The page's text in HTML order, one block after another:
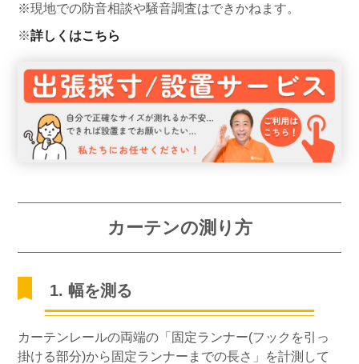
※現地での防音相談や騒音調査はできかねます。
※詳しくはこちら
カーテンの測り方
1. 幅を測る
カーテンレールの両端の「固定ランナー(フックを引っ
掛ける部分)から固定ランナーまでの長さ」を計測して